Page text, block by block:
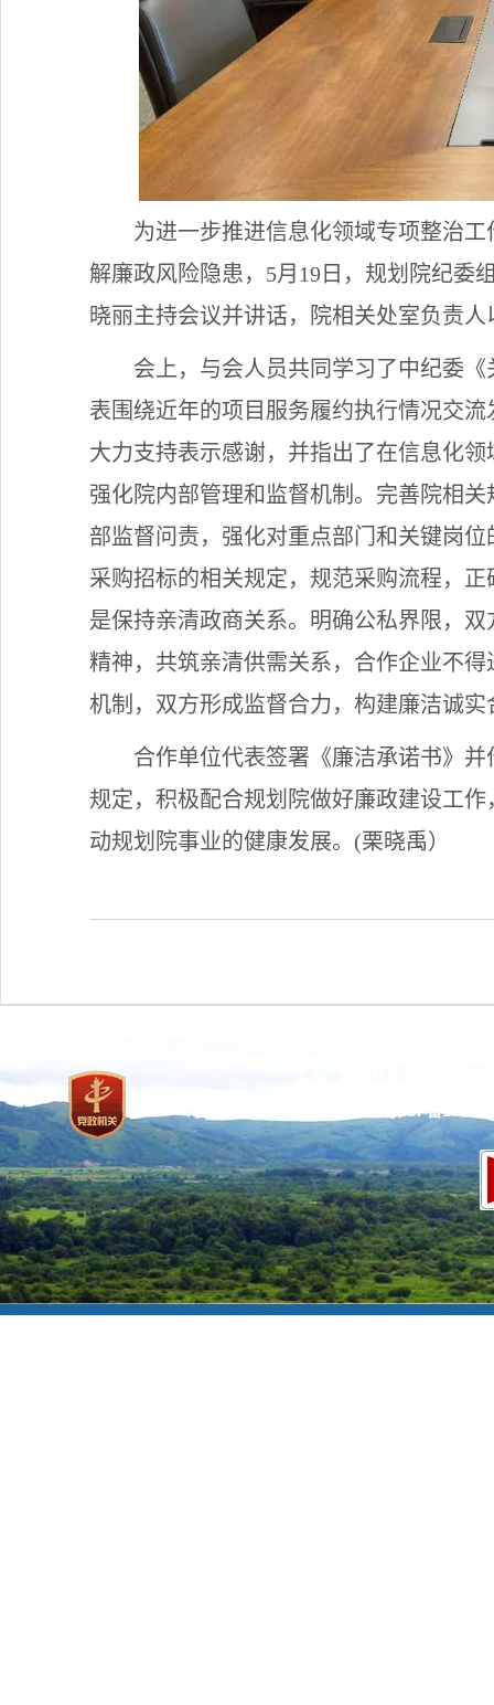
为进一步推进信息化领域专项整治
解廉政风险隐患，5月19日，规划院纪委
晓丽主持会议并讲话，院相关处室负责
会上，与会人员共同学习了中纪委
表围绕近年的项目服务履约执行情况交
大力支持表示感谢，并指出了在信息化
强化院内部管理和监督机制。完善院相
部监督问责，强化对重点部门和关键岗
采购招标的相关规定，规范采购流程，
是保持亲清政商关系。明确公私界限，
精神，共筑亲清供需关系，合作企业不
机制，双方形成监督合力，构建廉洁诚实
合作单位代表签署《廉洁承诺书》
规定，积极配合规划院做好廉政建设工
动规划院事业的健康发展。(栗晓禹）
京ICP备